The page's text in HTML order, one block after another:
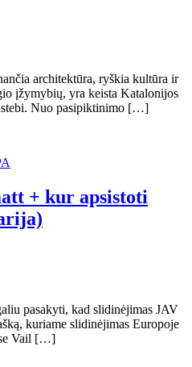
architektūra, ryškia kultūra ir
įžymybių, yra keista Katalonijos
Nuo pasipiktinimo […]
+ kur apsistoti
pasakyti, kad slidinėjimas JAV
kuriame slidinėjimas Europoje
Vail […]